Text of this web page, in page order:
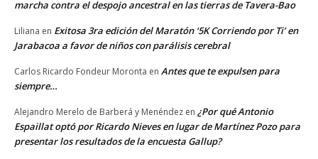
marcha contra el despojo ancestral en las tierras de Tavera-Bao
Liliana en Exitosa 3ra edición del Maratón ‘5K Corriendo por Ti’ en
Jarabacoa a favor de niños con parálisis cerebral
Carlos Ricardo Fondeur Moronta en Antes que te expulsen para
siempre…
Alejandro Merelo de Barberá y Menéndez en ¿Por qué Antonio
Espaillat optó por Ricardo Nieves en lugar de Martínez Pozo para
presentar los resultados de la encuesta Gallup?